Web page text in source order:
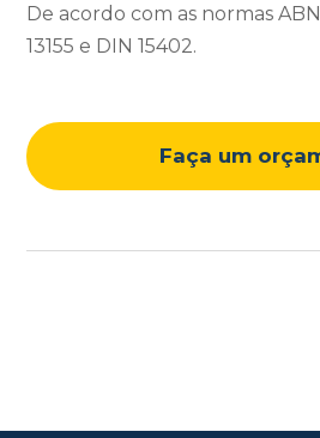
De acordo com as normas
13155 e DIN 15402.
Faça um